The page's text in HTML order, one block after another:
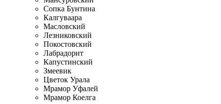
Сопка Бунтина
Калгуваара
Масловский
Лезниковский
Покостовский
Лабрадорит
Капустинский
Змеевик
Цветок Урала
Мрамор Уфалей
Мрамор Коелга